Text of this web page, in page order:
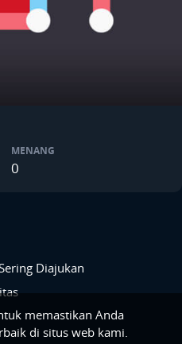
MENANG
0
Diajukan
memastikan Anda
di situs web kami.